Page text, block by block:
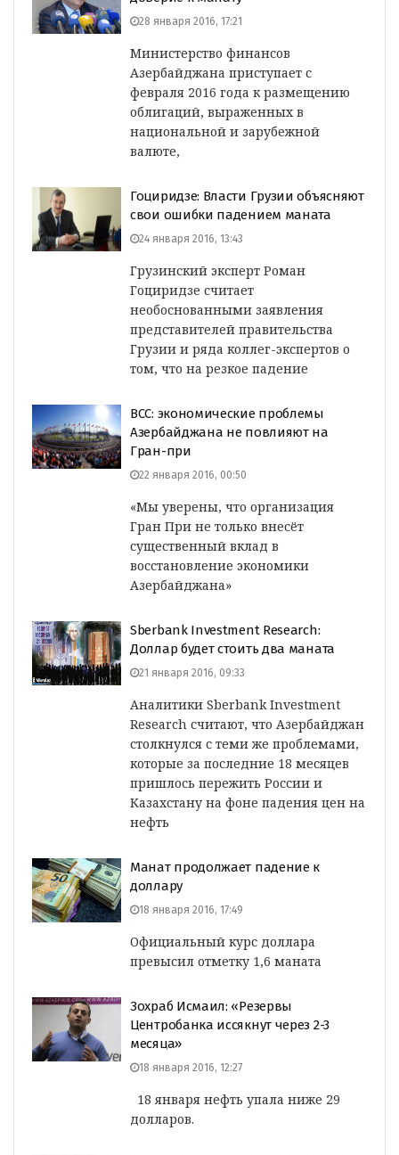
28 января 2016, 17:21
Министерство финансов
Азербайджана приступает с
февраля 2016 года к размещению
облигаций, выраженных в
национальной и зарубежной
валюте,
Гоциридзе: Власти Грузии объясняют
свои ошибки падением маната
24 января 2016, 13:43
Грузинский эксперт Роман
Гоциридзе считает
необоснованными заявления
представителей правительства
Грузии и ряда коллег-экспертов о
том, что на резкое падение
BCC: экономические проблемы
Азербайджана не повлияют на
Гран-при
22 января 2016, 00:50
«Мы уверены, что организация
Гран При не только внесёт
существенный вклад в
восстановление экономики
Азербайджана»
Sberbank Investment Research:
Доллар будет стоить два маната
21 января 2016, 09:33
Аналитики Sberbank Investment
Research считают, что Азербайджан
столкнулся с теми же проблемами,
которые за последние 18 месяцев
пришлось пережить России и
Казахстану на фоне падения цен на
нефть
Манат продолжает падение к
доллару
18 января 2016, 17:49
Официальный курс доллара
превысил отметку 1,6 маната
Зохраб Исмаил: «Резервы
Центробанка иссякнут через 2-3
месяца»
18 января 2016, 12:27
18 января нефть упала ниже 29
долларов.